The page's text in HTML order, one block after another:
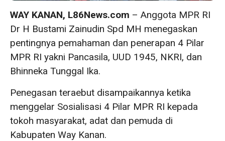
WAY KANAN, L86News.com – Anggota MPR RI
Dr H Bustami Zainudin Spd MH menegaskan
pentingnya pemahaman dan penerapan 4 Pilar
MPR RI yakni Pancasila, UUD 1945, NKRI, dan
Bhinneka Tunggal Ika.
Penegasan teraebut disampaikannya ketika
menggelar Sosialisasi 4 Pilar MPR RI kepada
tokoh masyarakat, adat dan pemuda di
Kabupaten Way Kanan.